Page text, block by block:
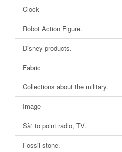
Clock
Robot Action Figure.
Disney products.
Fabric
Collections about the military.
Image
Sà¹ to point radio, TV.
Fossil stone.